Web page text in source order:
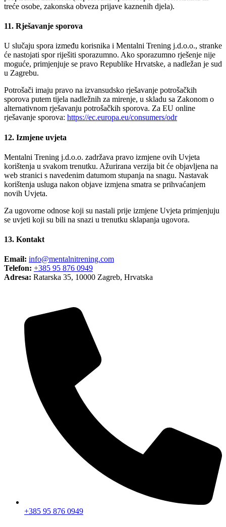
treće osobe, zakonska obveza prijave kaznenih djela).
11. Rješavanje sporova
U slučaju spora između korisnika i Mentalni Trening j.d.o.o., stranke
će nastojati spor riješiti sporazumno. Ako sporazumno rješenje nije
moguće, primjenjuje se pravo Republike Hrvatske, a nadležan je sud
u Zagrebu.
Potrošači imaju pravo na izvansudsko rješavanje potrošačkih
sporova putem tijela nadležnih za mirenje, u skladu sa Zakonom o
alternativnom rješavanju potrošačkih sporova. Za EU online
rješavanje sporova: https://ec.europa.eu/consumers/odr
12. Izmjene uvjeta
Mentalni Trening j.d.o.o. zadržava pravo izmjene ovih Uvjeta
korištenja u svakom trenutku. Ažurirana verzija bit će objavljena na
web stranici s navedenim datumom stupanja na snagu. Nastavak
korištenja usluga nakon objave izmjena smatra se prihvaćanjem
novih Uvjeta.
Za ugovorne odnose koji su nastali prije izmjene Uvjeta primjenjuju
se uvjeti koji su bili na snazi u trenutku sklapanja ugovora.
13. Kontakt
Email: info@mentalnitrening.com
Telefon: +385 95 876 0949
Adresa: Ratarska 35, 10000 Zagreb, Hrvatska
+385 95 876 0949